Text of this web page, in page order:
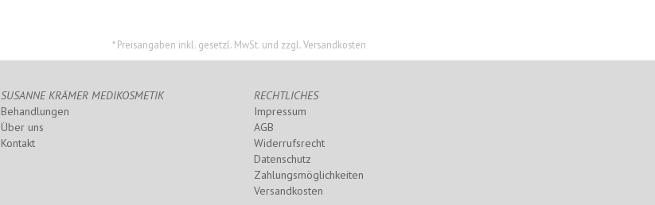
* Preisangaben inkl. gesetzl. MwSt. und zzgl. Versandkosten
SUSANNE KRÄMER MEDIKOSMETIK
Behandlungen
Über uns
Kontakt
RECHTLICHES
Impressum
AGB
Widerrufsrecht
Datenschutz
Zahlungsmöglichkeiten
Versandkosten